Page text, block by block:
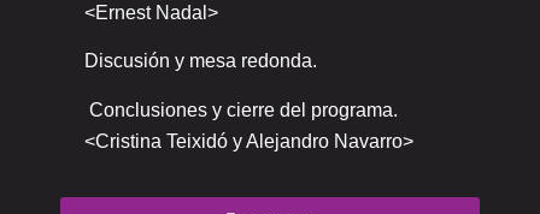
<Ernest Nadal>
Discusión y mesa redonda.
Conclusiones y cierre del programa.
<Cristina Teixidó y Alejandro Navarro>